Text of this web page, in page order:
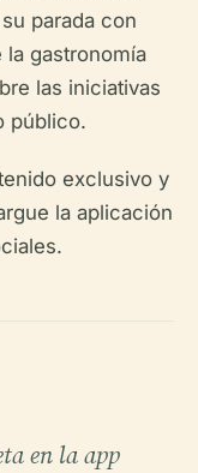
parada con
gastronomía
las iniciativas
público.
exclusivo y
la aplicación
en la app